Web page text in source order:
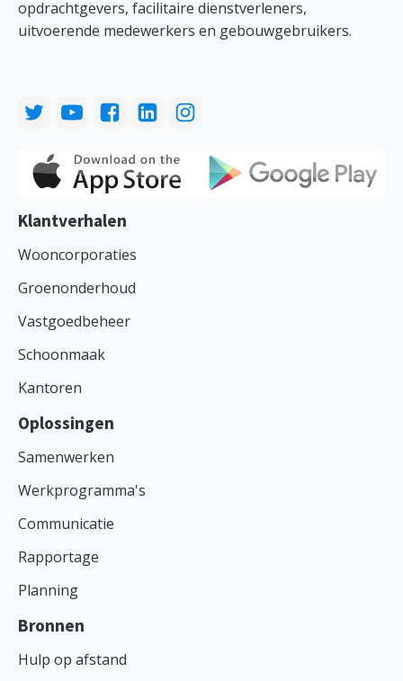
opdrachtgevers, facilitaire dienstverleners,
uitvoerende medewerkers en gebouwgebruikers.
Klantverhalen
Wooncorporaties
Groenonderhoud
Vastgoedbeheer
Schoonmaak
Kantoren
Oplossingen
Samenwerken
Werkprogramma's
Communicatie
Rapportage
Planning
Bronnen
Hulp op afstand